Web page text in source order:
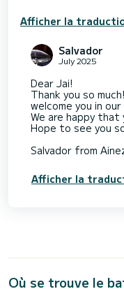
Afficher la
Salvador
July 2025
Dear Jai!
Thank you so
welcome you in
We are happy that
Hope to see you
Salvador from
Afficher la
Où se trouve le